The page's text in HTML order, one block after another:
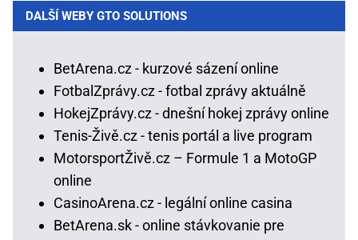
DALŠÍ WEBY GTO SOLUTIONS
BetArena.cz - kurzové sázení online
FotbalZprávy.cz - fotbal zprávy aktuálně
HokejZprávy.cz - dnešní hokej zprávy online
Tenis-Živě.cz - tenis portál a live program
MotorsportŽivě.cz – Formule 1 a MotoGP
online
CasinoArena.cz - legální online casina
BetArena.sk - online stávkovanie pre